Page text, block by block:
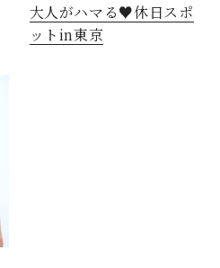
大人がハマる♥休日スポ
ットin東京